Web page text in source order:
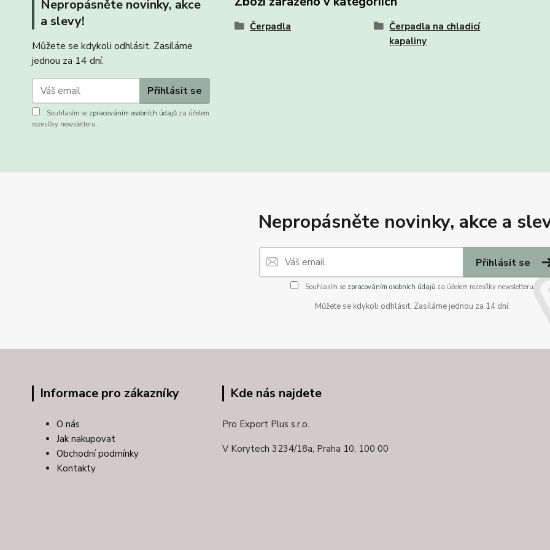
Nepropásněte novinky, akce
a slevy!
Můžete se kdykoli odhlásit. Zasíláme
jednou za 14 dní.
Přihlásit se
Souhlasím se zpracováním osobních údajů za účelem
rozesílky newsletteru.
Čerpadla
Čerpadla na chladicí
kapaliny
Nepropásněte novinky, akce a
Přihlásit se
Souhlasím se zpracováním osobních údajůza účelem rozesílky newsletteru.
Můžete se kdykoli odhlásit. Zasíláme jednou za 14 dní.
Informace pro zákazníky
O nás
Jak nakupovat
Obchodní podmínky
Kontakty
Kde nás najdete
Pro Export Plus s.r.o.
V Korytech 3234/18a, Praha 10, 100 00